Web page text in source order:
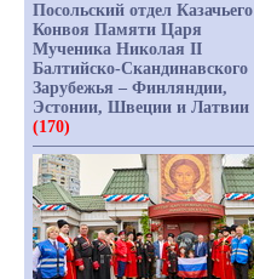
Посольский отдел Казачьего
Конвоя Памяти Царя
Мученика Николая II
Балтийско-Скандинавского
Зарубежья – Финляндии,
Эстонии, Швеции и Латвии
(170)